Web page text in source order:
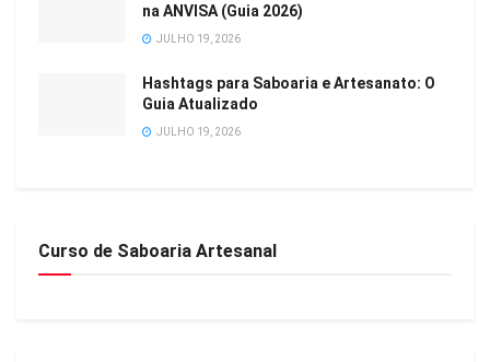
na ANVISA (Guia 2026)
JULHO 19, 2026
Hashtags para Saboaria e Artesanato: O
Guia Atualizado
JULHO 19, 2026
Curso de Saboaria Artesanal